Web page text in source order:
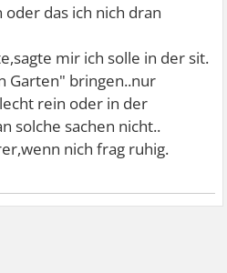
das ich nich dran
mir ich solle in der sit.
Garten" bringen..nur
rein oder in der
solche sachen nicht..
nich frag ruhig.